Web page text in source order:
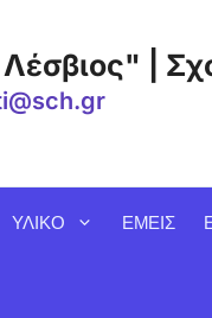
|
ΥΛΙΚΟ ΕΜΕΙΣ